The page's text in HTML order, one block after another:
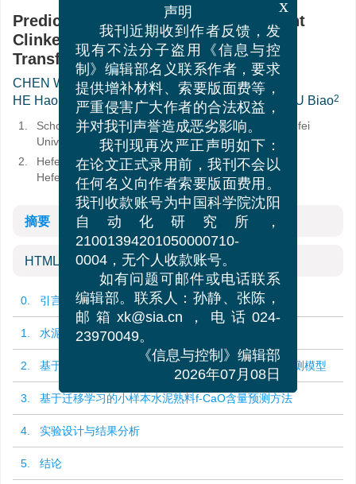
Prediction of f-CaO Content in Cement
Clinker Based on Improved CNN-
Transformer and Transfer Learning
CHEN Wei 1, XING Yarui1, JIANG Lin1, ,
,
HE Haoran
1, HAO Hongtu 1, CHEN Kerong1 CHU Biao2
1.
School of Electrical and Automation Engineering, Hefei
University of Technology, Hefei 230009, China
2.
Hefei Cement Research & Design Institute Co., Ltd.,
Hefei 230051, China
摘要
HTML全文
0. 引言
1. 水泥熟料烧成工艺与数据预处理
2. 基于改进CNN-Transformer的水泥熟料f-CaO含量预测模型
3. 基于迁移学习的小样本水泥熟料f-CaO含量预测方法
4. 实验设计与结果分析
5. 结论
x
声明
我刊近期收到作者反馈，发
现有不法分子盗用《信息与控
制》编辑部名义联系作者，要求
提供增补材料、索要版面费等，
严重侵害广大作者的合法权益，
并对我刊声誉造成恶劣影响。
我刊现再次严正声明如下：
在论文正式录用前，我刊不会以
任何名义向作者索要版面费用。
我刊收款账号为中国科学院沈阳
自动化研究所，
21001394201050000710-
0004，无个人收款账号。
如有问题可邮件或电话联系
编辑部。联系人：孙静、张陈，
邮箱xk@sia.cn，电话024-
23970049。
《信息与控制》编辑部
2026年07月08日